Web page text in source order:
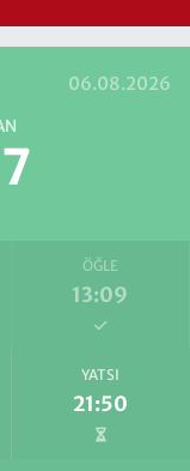
06.08.2026
ÖĞLE
13:09
YATSI
21:50